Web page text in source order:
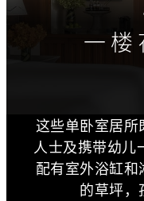
一楼
这些单卧室居
人士及携带幼儿
配有室外浴缸
的草坪，